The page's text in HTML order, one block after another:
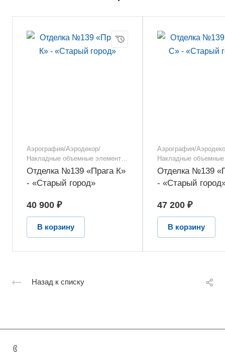
Аэрография/Аэродекор/
Накладные объемные элементы/
Фотопечать
Отделка №139 «Прага К»
- «Старый город»
40 900 ₽
В корзину
Аэрография/
Накладные
Фотопечать
Отделка №139
- «Старый
47 200 ₽
В корзину
Назад к списку